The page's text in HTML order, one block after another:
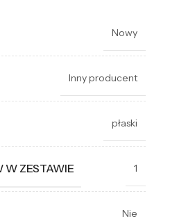
Nowy
Inny producent
płaski
W ZESTAWIE 1
Nie